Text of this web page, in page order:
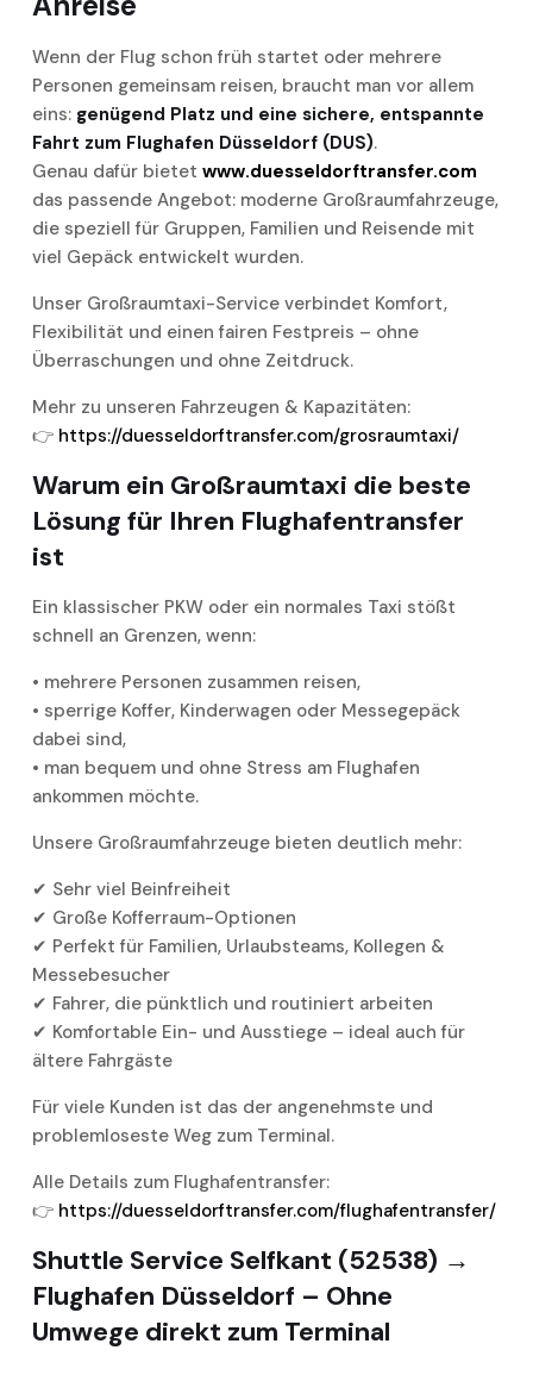
Wenn der Flug schon früh startet oder mehrere
Personen gemeinsam reisen, braucht man vor allem
eins: genügend Platz und eine sichere, entspannte
Fahrt zum Flughafen Düsseldorf (DUS).
Genau dafür bietet www.duesseldorftransfer.com
das passende Angebot: moderne Großraumfahrzeuge,
die speziell für Gruppen, Familien und Reisende mit
viel Gepäck entwickelt wurden.
Unser Großraumtaxi-Service verbindet Komfort,
Flexibilität und einen fairen Festpreis – ohne
Überraschungen und ohne Zeitdruck.
Mehr zu unseren Fahrzeugen & Kapazitäten:
👉 https://duesseldorftransfer.com/grosraumtaxi/
Warum ein Großraumtaxi die beste
Lösung für Ihren Flughafentransfer
ist
Ein klassischer PKW oder ein normales Taxi stößt
schnell an Grenzen, wenn:
• mehrere Personen zusammen reisen,
• sperrige Koffer, Kinderwagen oder Messegepäck
dabei sind,
• man bequem und ohne Stress am Flughafen
ankommen möchte.
Unsere Großraumfahrzeuge bieten deutlich mehr:
✔ Sehr viel Beinfreiheit
✔ Große Kofferraum-Optionen
✔ Perfekt für Familien, Urlaubsteams, Kollegen &
Messebesucher
✔ Fahrer, die pünktlich und routiniert arbeiten
✔ Komfortable Ein- und Ausstiege – ideal auch für
ältere Fahrgäste
Für viele Kunden ist das der angenehmste und
problemloseste Weg zum Terminal.
Alle Details zum Flughafentransfer:
👉 https://duesseldorftransfer.com/flughafentransfer/
Shuttle Service Selfkant (52538) →
Flughafen Düsseldorf – Ohne
Umwege direkt zum Terminal